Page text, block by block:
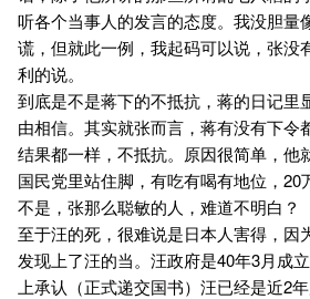
听各个当事人的发言的态度。我没胆量
谎，但就此一例，我起码可以说，张没
利的说。
到底是不是蒋下的不抵抗，蒋的日记里
由相信。其实就张而言，蒋有没有下令
结果都一样，不抵抗。原因很简单，他
国民党里站住脚，有吃有喝有地位，20
不是，张那么聪敏的人，难道不明白？
至于汪的死，很难说是日本人害得，因
发现上了汪的当。汪政府是40年3月成
上承认（正式递交国书）汪已经是近2